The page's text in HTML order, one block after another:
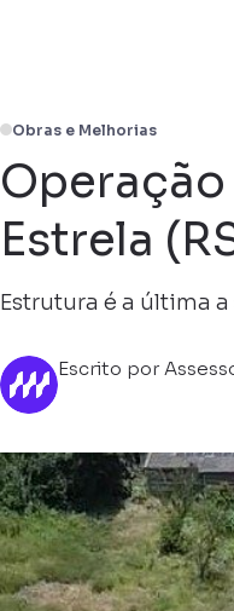
Obras e Melhorias
Estrela
Estrutura é a última
Escrito por